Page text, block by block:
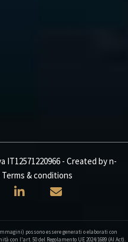
IT12571220966 - Created byn-
Terms & conditions
possono essere generati o elaborati con
l'art. 50 del Regolamento UE 2024/1689 (AI Act).